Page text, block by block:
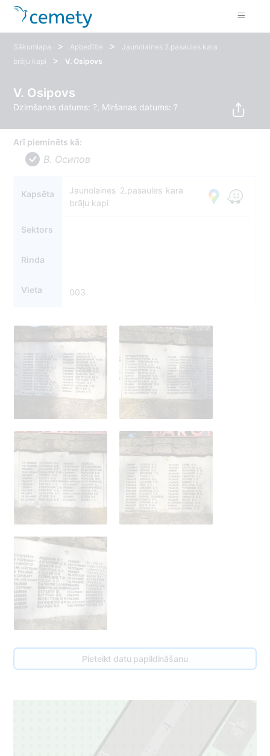
Sākumlapa > Apbedītie >
Jaunolaines 2.pasaules kara
brāļu kapi
> V. Osipovs
V. Osipovs
Dzimšanas datums: ?, Miršanas datums: ?
Arī pieminēts kā:
В. Осипов
Kapsēta
Jaunolaines 2.pasaules kara
brāļu kapi
Sektors
Rinda
Vieta 003
Pieteikt datu papildināšanu